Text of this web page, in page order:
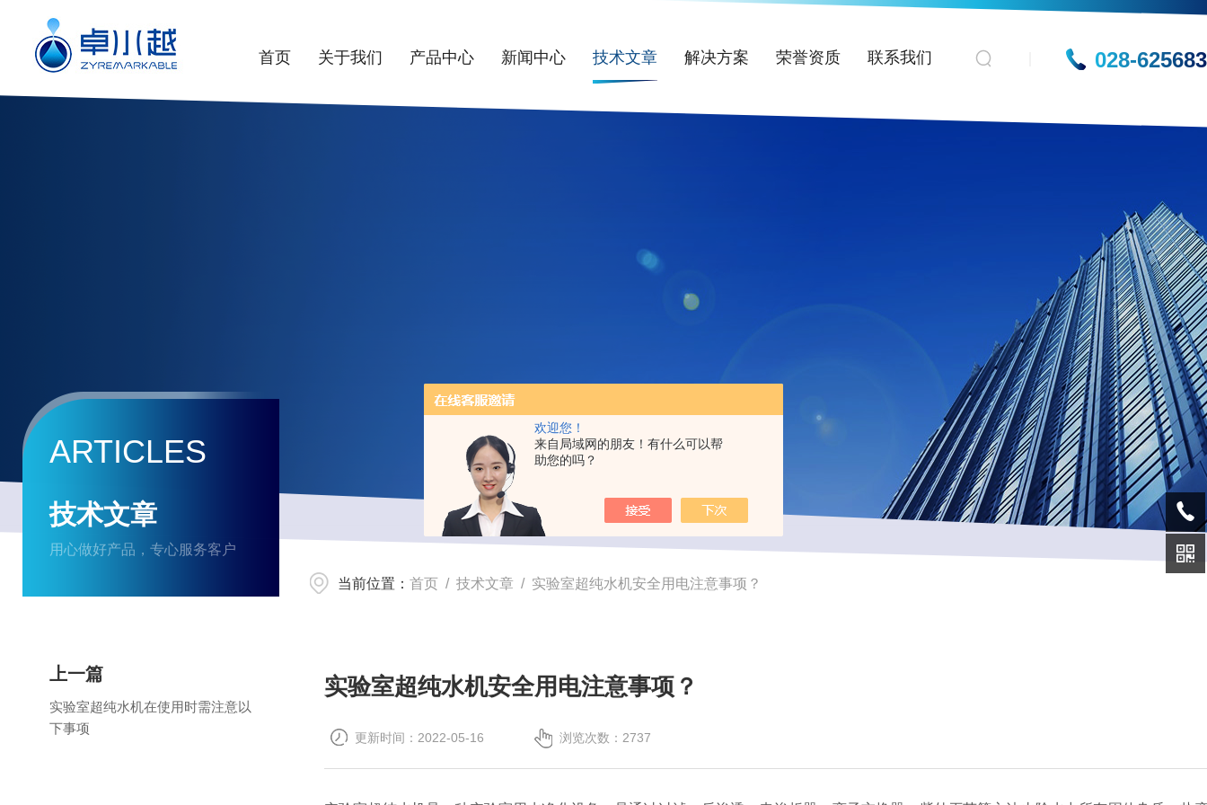
欢迎您！
来自局域网的朋友！有什么可以帮
助您的吗？
028-
首页 关于我们 产品中心 新闻中心 技术文章 解决方案 荣誉资质 联系我们
ARTICLES
技术文章
用心做好产品，专心服务客户
当前位置： 首页 / 技术文章 / 实验室超纯水机安全用电注意事项？
实验室超纯水机安全用电注意事项？
更新时间：2022-05-16 浏览次数：2737
上一篇
实验室超纯水机在使用时需注意以
下事项